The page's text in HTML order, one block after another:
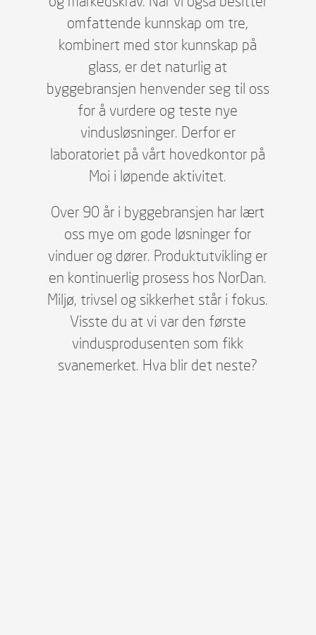
omfattende kunnskap om tre,
kombinert med stor kunnskap på
glass, er det naturlig at
byggebransjen henvender seg til oss
for å vurdere og teste nye
vindusløsninger. Derfor er
laboratoriet på vårt hovedkontor på
Moi i løpende aktivitet.
Over 90 år i byggebransjen har lært
oss mye om gode løsninger for
vinduer og dører. Produktutvikling er
en kontinuerlig prosess hos NorDan.
Miljø, trivsel og sikkerhet står i fokus.
Visste du at vi var den første
vindusprodusenten som fikk
svanemerket. Hva blir det neste?